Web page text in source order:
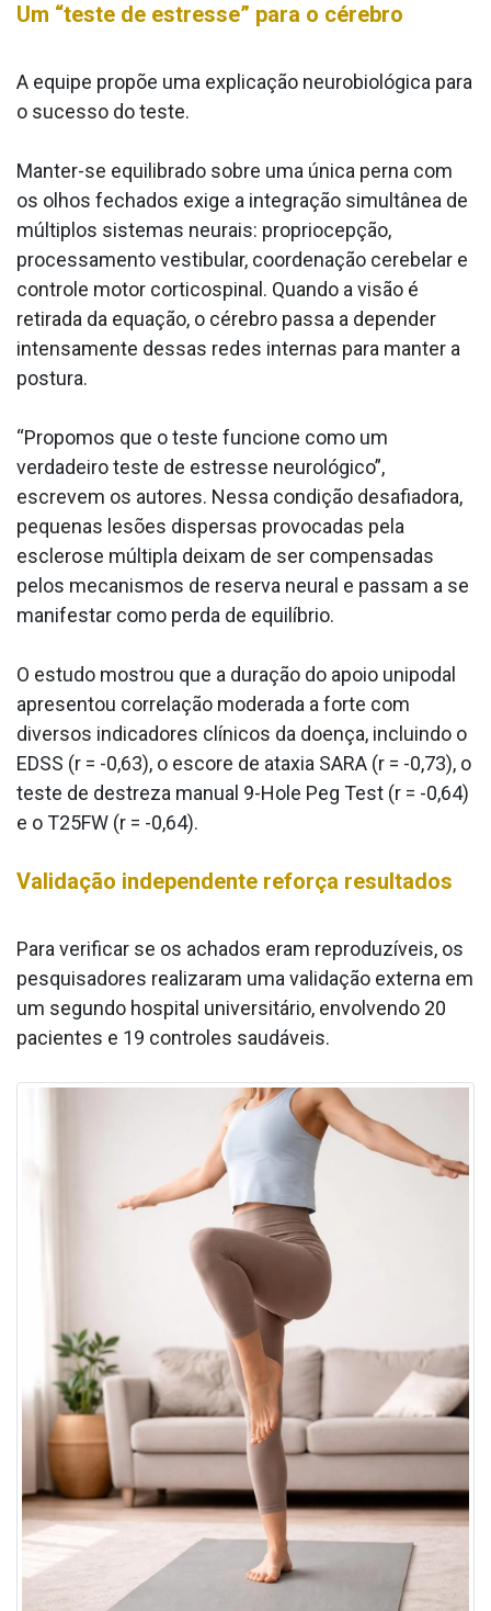
Um “teste de estresse” para o cérebro
A equipe propõe uma explicação neurobiológica para
o sucesso do teste.
Manter-se equilibrado sobre uma única perna com
os olhos fechados exige a integração simultânea de
múltiplos sistemas neurais: propriocepção,
processamento vestibular, coordenação cerebelar e
controle motor corticospinal. Quando a visão é
retirada da equação, o cérebro passa a depender
intensamente dessas redes internas para manter a
postura.
“Propomos que o teste funcione como um
verdadeiro teste de estresse neurológico”,
escrevem os autores. Nessa condição desafiadora,
pequenas lesões dispersas provocadas pela
esclerose múltipla deixam de ser compensadas
pelos mecanismos de reserva neural e passam a se
manifestar como perda de equilíbrio.
O estudo mostrou que a duração do apoio unipodal
apresentou correlação moderada a forte com
diversos indicadores clínicos da doença, incluindo o
EDSS (r = -0,63), o escore de ataxia SARA (r = -0,73), o
teste de destreza manual 9-Hole Peg Test (r = -0,64)
e o T25FW (r = -0,64).
Validação independente reforça resultados
Para verificar se os achados eram reproduzíveis, os
pesquisadores realizaram uma validação externa em
um segundo hospital universitário, envolvendo 20
pacientes e 19 controles saudáveis.